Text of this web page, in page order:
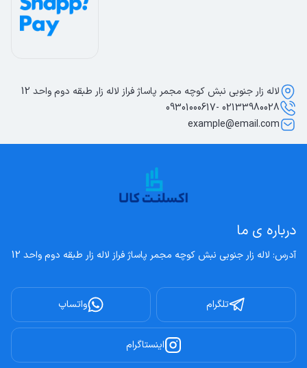
درباره ی ما
آدرس: لاله زار جنوبی نبش کوچه مجمر پاساژ فراز لاله زار طبقه دوم واحد 12
تلگرام واتساپ
اینستاگرام
لاله زار جنوبی نبش کوچه مجمر پاساژ فراز لاله زار طبقه دوم واحد 12
02133980028 -09301000617
example@email.com